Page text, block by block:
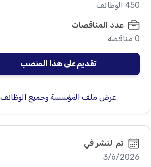
450 الوظائف
عدد المناقصات
0 مناقصة
تقديم على هذا المنصب
عرض ملف المؤسسة وجميع الوظائف
تم النشر في
3/6/2026